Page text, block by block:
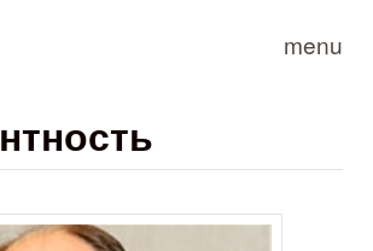
menu